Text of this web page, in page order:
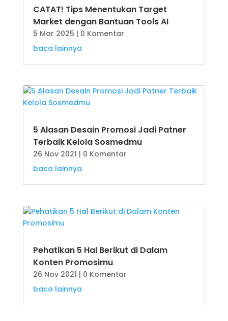
CATAT! Tips Menentukan Target
Market dengan Bantuan Tools AI
5 Mar 2025 | 0 Komentar
baca lainnya
5 Alasan Desain Promosi Jadi Patner
Terbaik Kelola Sosmedmu
26 Nov 2021 | 0 Komentar
baca lainnya
Pehatikan 5 Hal Berikut di Dalam
Konten Promosimu
26 Nov 2021 | 0 Komentar
baca lainnya